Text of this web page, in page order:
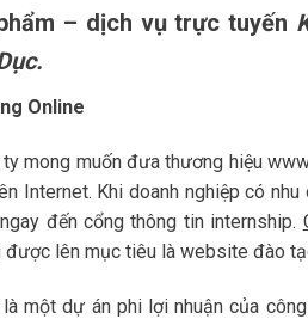
– dịch vụ trực tuyến
Online
mong muốn đưa thương hiệu
Internet. Khi doanh nghiệp có
đến cổng thông tin internship.
lên mục tiêu là website đào
một dự án phi lợi nhuận của